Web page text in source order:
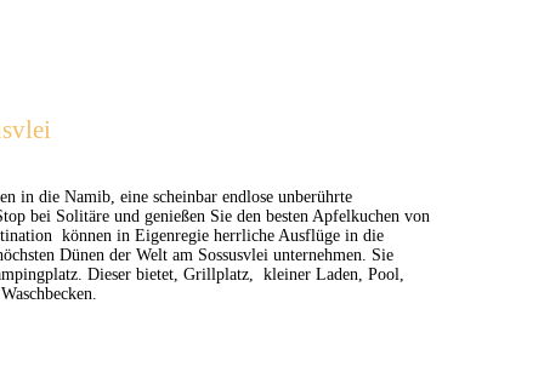
in die Namib, eine scheinbar endlose unberührte
bei Solitäre und genießen Sie den besten Apfelkuchen von
können in Eigenregie herrliche Ausflüge in die
Dünen der Welt am Sossusvlei unternehmen. Sie
Dieser bietet, Grillplatz, kleiner Laden, Pool,